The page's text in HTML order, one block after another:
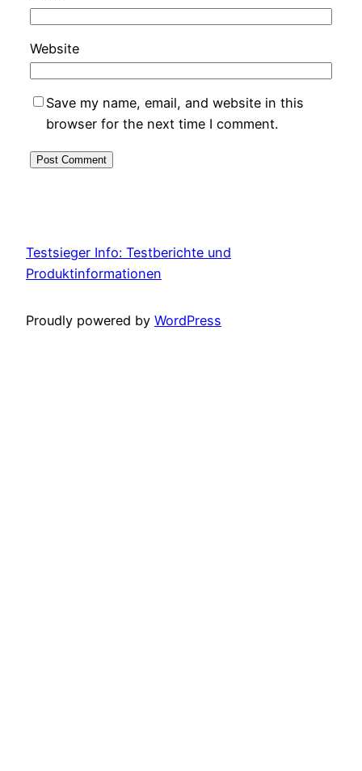
Website
Save my name, email, and website in this
browser for the next time I comment.
Testsieger Info: Testberichte und
Produktinformationen
Proudly powered by WordPress